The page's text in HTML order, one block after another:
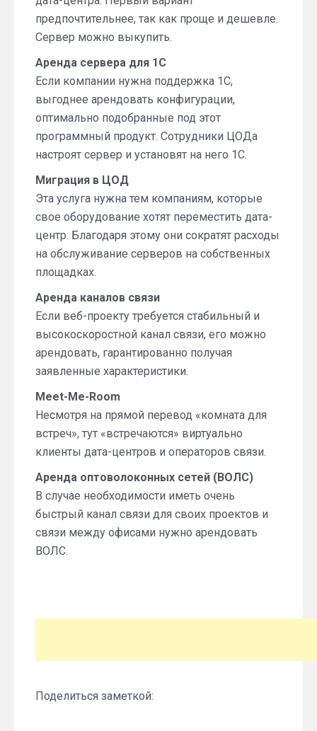
предпочтительнее, так как проще и дешевле.
Сервер можно выкупить.
Аренда сервера для 1С
Если компании нужна поддержка 1C,
выгоднее арендовать конфигурации,
оптимально подобранные под этот
программный продукт. Сотрудники ЦОДа
настроят сервер и установят на него 1C.
Миграция в ЦОД
Эта услуга нужна тем компаниям, которые
свое оборудование хотят переместить дата-
центр. Благодаря этому они сократят расходы
на обслуживание серверов на собственных
площадках.
Аренда каналов связи
Если веб-проекту требуется стабильный и
высокоскоростной канал связи, его можно
арендовать, гарантированно получая
заявленные характеристики.
Meet-Me-Room
Несмотря на прямой перевод «комната для
встреч», тут «встречаются» виртуально
клиенты дата-центров и операторов связи.
Аренда оптоволоконных сетей (ВОЛС)
В случае необходимости иметь очень
быстрый канал связи для своих проектов и
связи между офисами нужно арендовать
ВОЛС.
Поделиться заметкой: